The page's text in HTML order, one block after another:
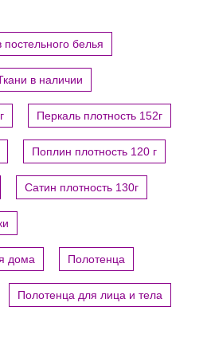
белья
в наличии
Перкаль плотность 152г
Поплин плотность 120 г
Сатин плотность 130г
дома Полотенца
Полотенца для лица и тела